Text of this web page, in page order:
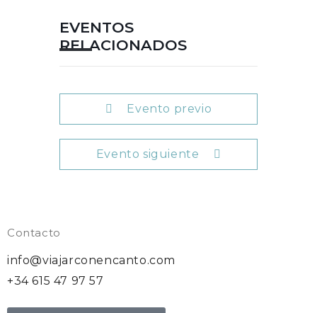
EVENTOS
RELACIONADOS
Evento previo
Evento siguiente
Contacto
info@viajarconencanto.com
+34 615 47 97 57